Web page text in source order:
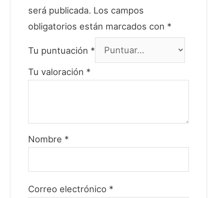
será publicada. Los campos
obligatorios están marcados con *
Tu puntuación *
Tu valoración *
Nombre *
Correo electrónico *